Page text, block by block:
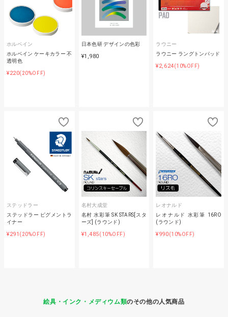
ホルベイン
ホルベイン ケーキカラー 不
透明色
¥220(20%OFF)
日本色研 デザインの色彩
¥1,980
ラウニー
ラウニー ラングトンパッド
¥2,624(10%OFF)
ステッドラー
ステッドラー ピグメントラ
イナー
¥291 (20%OFF)
名村大成堂
名村 水彩筆 SK STARS[スタ
ーズ] (ラウンド)
¥1,485(10%OFF)
レオナルド
レオナルド 水彩筆 16RO
(ラウンド)
¥990(10%OFF)
絵具・インク・メディウム類のその他の人気商品